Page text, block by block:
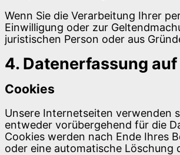
Wenn Sie die Verarbeitung Ihrer
Einwilligung oder zur
juristischen Person oder aus
4. Datenerfassung
Cookies
Unsere Internetseiten verwenden
entweder vorübergehend für die
Cookies werden nach Ende Ihres
oder eine automatische